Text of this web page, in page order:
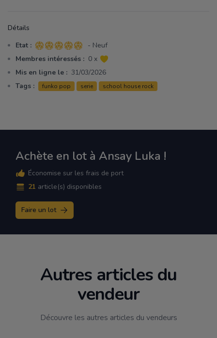
Détails
Etat : 5 sur 5 étoiles
- Neuf
Membres intéressés : 0 x
Mis en ligne le : 31/03/2026
Tags :
funko pop serie school house rock
Achète en lot à Ansay Luka !
Économise sur les frais de port
21 article(s) disponibles
Faire un lot
Autres articles du
vendeur
Découvre les autres articles du vendeurs